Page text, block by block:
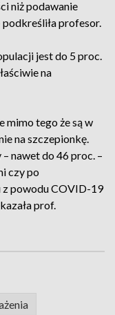
niż podawanie
profesor.
jest do 5 proc.
na
mimo tego że są w
na szczepionkę.
nawet do 46 proc. –
czy po
z powodu COVID-19
prof.